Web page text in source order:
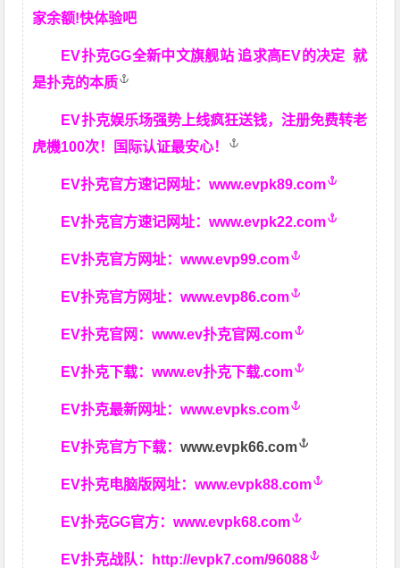
家余额!快体验吧
EV扑克GG全新中文旗舰站追求高EV的决定就
是扑克的本质
EV扑克娱乐场强势上线疯狂送钱，注册免费转老
虎機100次！国际认证最安心！
EV扑克官方速记网址：www.evpk89.com
EV扑克官方速记网址：www.evpk22.com
EV扑克官方网址：www.evp99.com
EV扑克官方网址：www.evp86.com
EV扑克官网：www.ev扑克官网.com
EV扑克下载：www.ev扑克下载.com
EV扑克最新网址：www.evpks.com
EV扑克官方下载：www.evpk66.com
EV扑克电脑版网址：www.evpk88.com
EV扑克GG官方：www.evpk68.com
EV扑克战队： http://evpk7.com/96088